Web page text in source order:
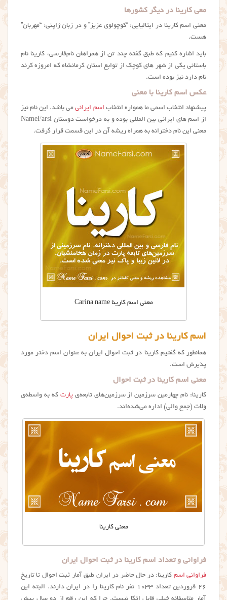
معی کارینا در دیگر کشورها
معنی اسم کارینا در ایتالیایی: “کوچولوی عزیز” و در زبان ژاپنی: “مهربان”
هست.
باید اشاره کنیم که طبق گفته چند تن از همراهان نام‌فارسی، كارينا نام
باستانی یکی از شهر های کوچک از توابع استان کرمانشاه که امروزه کرند
نام دارد نیز بوده است.
عکس اسم کارینا با معنی
پیشنهاد انتخاب اسمی ما همواره انتخاب اسم ایرانیمی باشد. این نام نیز
از اسم های ایرانی بین المللی بوده و به درخواست دوستان NameFarsi
معنی این نام دخترانه به همراه ریشه آن در این قسمت قرار گرفت.
معنی اسم کارینا Carina name
اسم کارینا در ثبت احوال ایران
همانطور که گفتیم کارینا در ثبت احوال ایران به عنوان اسم دختر مورد
پذیرش است.
معنی اسم کارینا در ثبت احوال
کارینا: نام چهارمین سرزمین از سرزمین‌های تابعه‌یپارت که به واسطه‌ی
ولات (جمعِ والی) اداره می‌شده‌اند.
معنی کارینا
فراوانی و تعداد اسم کارینا در ثبت احوال ایران
فراوانی اسم کارینا: در حال حاضر در ایران طبق آمار ثبت احوال تا تاریخ
۲۶ فروردین تعداد ۱۰۳۳ نفر نام کارینا را در ایران دارند. البته این